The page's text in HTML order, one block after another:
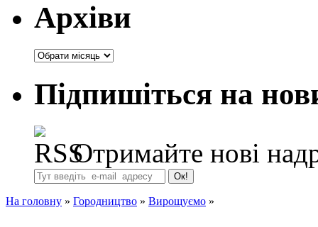
Архіви
Архіви
Підпишіться на
Отримайте нові
На головну » Городництво » Вирощуємо »